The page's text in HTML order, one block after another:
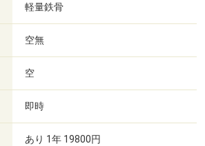
軽量鉄骨
空無
空
即時
あり 1年 19800円